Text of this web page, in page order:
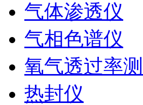
气体渗透仪
气相色谱仪
氧气透过率
热封仪